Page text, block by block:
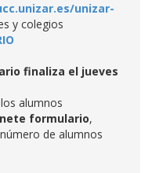
unizar-
y colegios
finaliza el jueves
alumnos
formulario,
de alumnos